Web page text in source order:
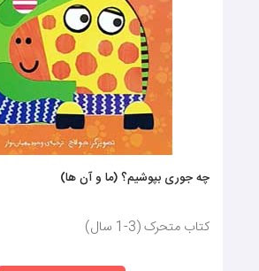
چه جوری بپوشیم؟ (ما و آن ها)
کتاب متحرک (3-1 سال)